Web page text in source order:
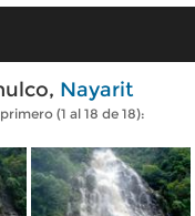
Nayarit
(1 al 18 de 18):